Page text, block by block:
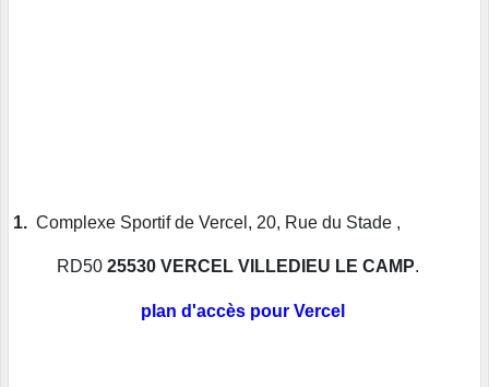
1. Complexe Sportif de Vercel, 20, Rue du Stade ,
RD50 25530 VERCEL VILLEDIEU LE CAMP.
plan d'accès pour Vercel